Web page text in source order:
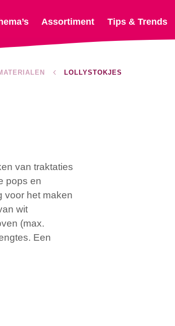
Assortiment Tips & Trends
LOLLYSTOKJES
van traktaties
pops en
voor het maken
wit
(max.
Een